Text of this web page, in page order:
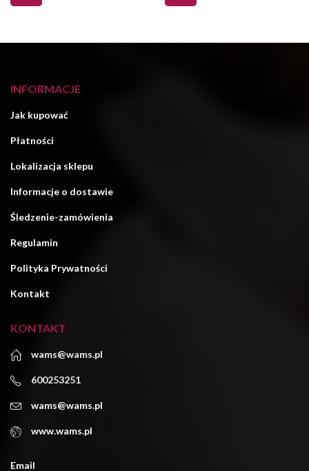
INFORMACJE
Jak kupować
Płatności
Lokalizacja sklepu
Informacje o dostawie
Śledzenie-zamówienia
Regulamin
Polityka Prywatności
Kontakt
KONTAKT
wams@wams.pl
600253251
wams@wams.pl
www.wams.pl
Email